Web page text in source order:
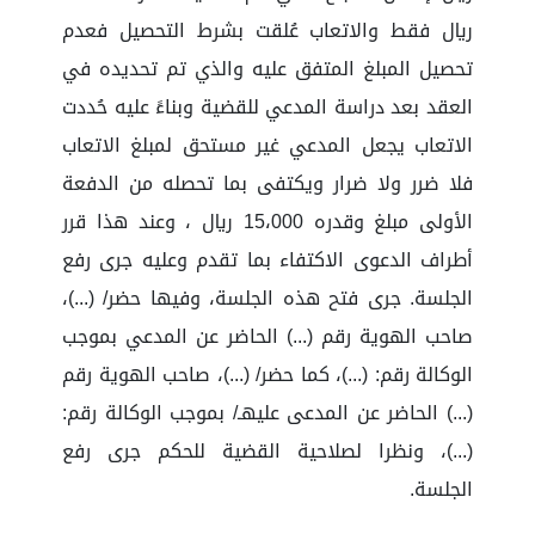
ريال فقط والاتعاب عُلقت بشرط التحصيل فعدم
تحصيل المبلغ المتفق عليه والذي تم تحديده في
العقد بعد دراسة المدعي للقضية وبناءً عليه حُددت
الاتعاب يجعل المدعي غير مستحق لمبلغ الاتعاب
فلا ضرر ولا ضرار ويكتفى بما تحصله من الدفعة
الأولى مبلغ وقدره 15،000 ريال ، وعند هذا قرر
أطراف الدعوى الاكتفاء بما تقدم وعليه جرى رفع
الجلسة. جرى فتح هذه الجلسة، وفيها حضر/ (...)،
صاحب الهوية رقم (...) الحاضر عن المدعي بموجب
الوكالة رقم: (...)، كما حضر/ (...)، صاحب الهوية رقم
(...) الحاضر عن المدعى عليهـ/ بموجب الوكالة رقم:
(...)، ونظرا لصلاحية القضية للحكم جرى رفع
الجلسة.